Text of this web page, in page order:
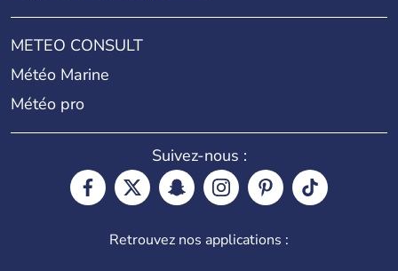
METEO CONSULT
Météo Marine
Météo pro
Suivez-nous :
Retrouvez nos applications :